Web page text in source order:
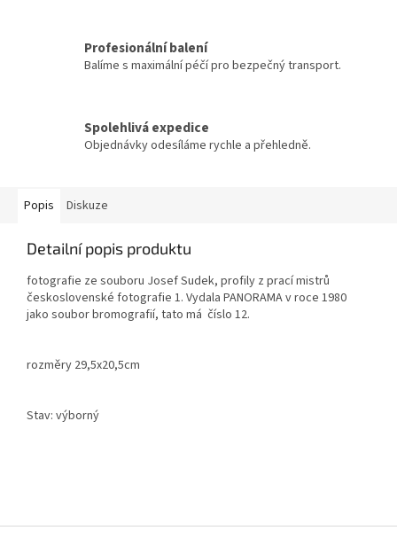
Profesionální balení
Balíme s maximální péčí pro bezpečný transport.
Spolehlivá expedice
Objednávky odesíláme rychle a přehledně.
Popis Diskuze
Detailní popis produktu
fotografie ze souboru Josef Sudek, profily z prací mistrů
československé fotografie 1. Vydala PANORAMA v roce 1980
jako soubor bromografií, tato má číslo 12.
rozměry 29,5x20,5cm
Stav: výborný